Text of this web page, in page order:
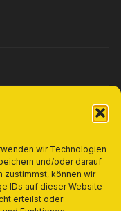
wir Technologien
und/oder darauf
zustimmst, können wir
IDs auf dieser Website
erteilst oder